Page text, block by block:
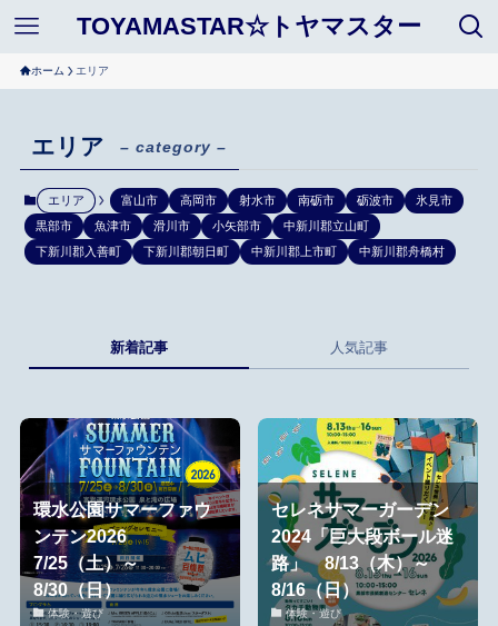
TOYAMASTAR☆トヤマスター
ホーム エリア
エリア – category –
エリア 富山市 高岡市 射水市 南砺市 砺波市
氷見市
黒部市
魚津市 滑川市 小矢部市
中新川郡立山町
下新川郡入善町
下新川郡朝日町 中新川郡上市町 中新川郡舟橋村
新着記事 人気記事
環水公園サマーファウ
ンテン2026
7/25（土）～
8/30（日）
体験・遊び
セレネサマーガーデン
2024「巨大段ボール迷
路」 8/13（木）～
8/16（日）
体験・遊び